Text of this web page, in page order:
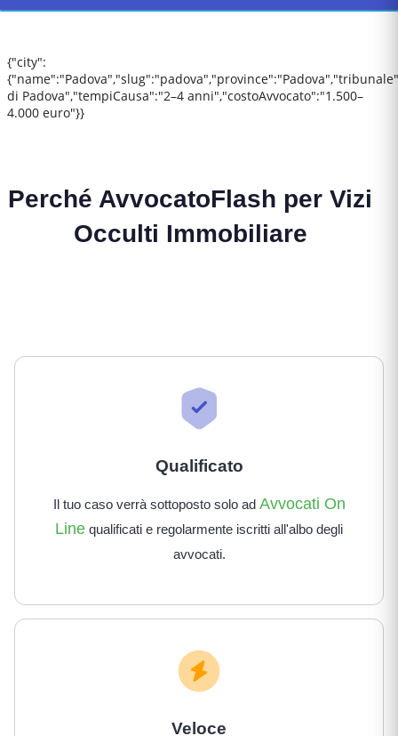
{"city":
di Padova","tempiCausa":"2–4 anni","costoAvvocato":"1.500–
4.000 euro"}}
Perché AvvocatoFlash per Vizi
Occulti Immobiliare
Qualificato
Il tuo caso verrà sottoposto solo ad Avvocati On
Line qualificati e regolarmente iscritti all'albo degli
avvocati.
Veloce